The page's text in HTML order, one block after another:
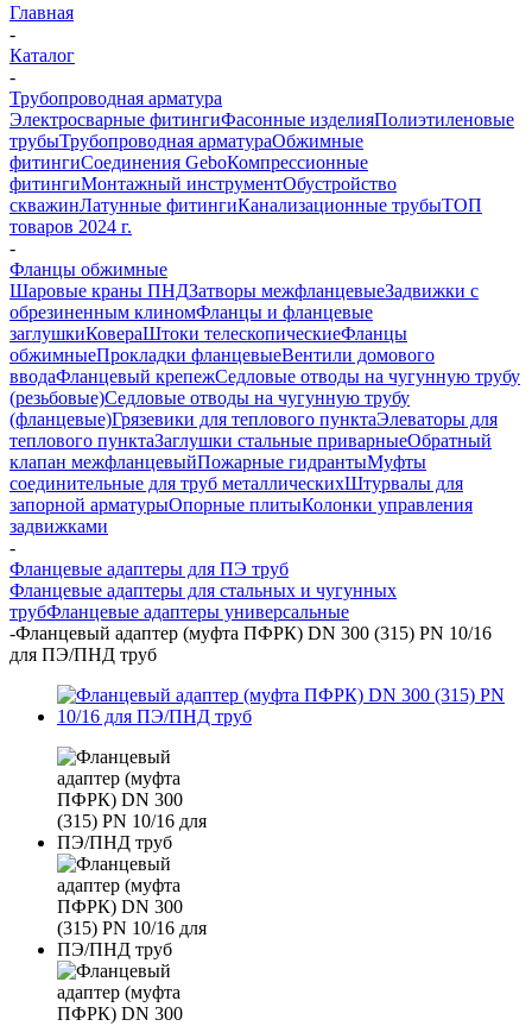
Главная
-
Каталог
-
Трубопроводная арматура
Электросварные фитингиФасонные изделияПолиэтиленовые
трубыТрубопроводная арматураОбжимные
фитингиСоединения GeboКомпрессионные
фитингиМонтажный инструментОбустройство
скважинЛатунные фитингиКанализационные трубыТОП
товаров 2024 г.
-
Фланцы обжимные
Шаровые краны ПНДЗатворы межфланцевыеЗадвижки с
обрезиненным клиномФланцы и фланцевые
заглушкиКовераШтоки телескопическиеФланцы
обжимныеПрокладки фланцевыеВентили домового
вводаФланцевый крепежСедловые отводы на чугунную трубу
(резьбовые)Седловые отводы на чугунную трубу
(фланцевые)Грязевики для теплового пунктаЭлеваторы для
теплового пунктаЗаглушки стальные приварныеОбратный
клапан межфланцевыйПожарные гидрантыМуфты
соединительные для труб металлическихШтурвалы для
запорной арматурыОпорные плитыКолонки управления
задвижками
-
Фланцевые адаптеры для ПЭ труб
Фланцевые адаптеры для стальных и чугунных
трубФланцевые адаптеры универсальные
-Фланцевый адаптер (муфта ПФРК) DN 300 (315) PN 10/16
для ПЭ/ПНД труб